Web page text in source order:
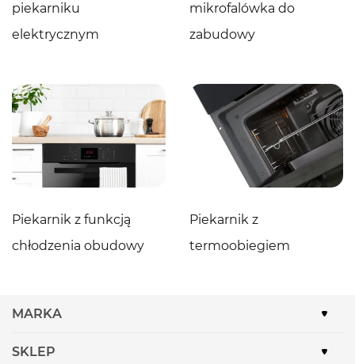
piekarniku
elektrycznym
mikrofalówka do
zabudowy
Piekarnik z funkcją
chłodzenia obudowy
Piekarnik z
termoobiegiem
MARKA
SKLEP